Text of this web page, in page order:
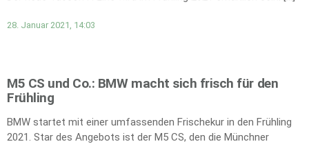
28. Januar 2021, 14:03
M5 CS und Co.: BMW macht sich frisch für den
Frühling
BMW startet mit einer umfassenden Frischekur in den Frühling
2021. Star des Angebots ist der M5 CS, den die Münchner